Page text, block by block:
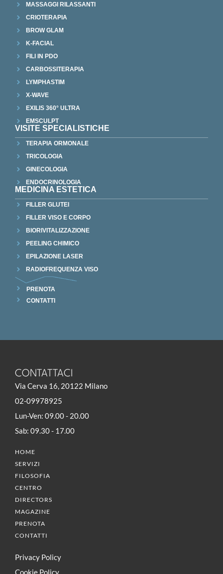
MASSAGGI RILASSANTI
CRIOTERAPIA
BROW GLAM
K-FACIAL
FILI IN PDO
CARBOSSITERAPIA
LYMPHASTIM
X-WAVE
EXILIS 360° ULTRA
EMSCULPT
VISITE SPECIALISTICHE
TERAPIA ORMONALE
TRICOLOGIA
GINECOLOGIA
ENDOCRINOLOGIA
MEDICINA ESTETICA
FILLER GLUTEI
FILLER VISO E CORPO
BIORIVITALIZZAZIONE
PEELING CHIMICO
EPILAZIONE LASER
RADIOFREQUENZA VISO
PRENOTA
CONTATTI
CONTATTACI
Via Cerva 16, 20122 Milano
02-09978925
Lun-Ven: 09.00 - 20.00
Sab: 09.30 - 17.00
HOME
SERVIZI
FILOSOFIA
CENTRO
DIRECTORS
MAGAZINE
PRENOTA
CONTATTI
Privacy Policy
Cookie Policy